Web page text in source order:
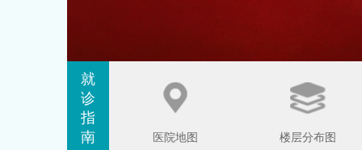
就
诊
指
南
医院地图 楼层分布图